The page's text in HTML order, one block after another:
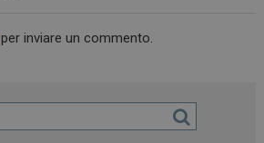
per inviare un commento.